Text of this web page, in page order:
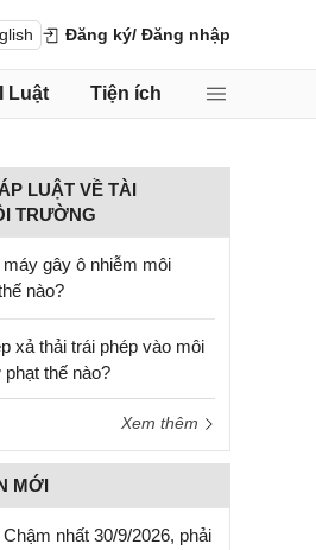
Đăng ký/ Đăng nhập
Luật Tiện ích
LUẬT VỀ TÀI
TRƯỜNG
gây ô nhiễm môi
nào?
xả thải trái phép vào môi
thế nào?
Xem thêm
MỚI
Chậm nhất 30/9/2026, phải